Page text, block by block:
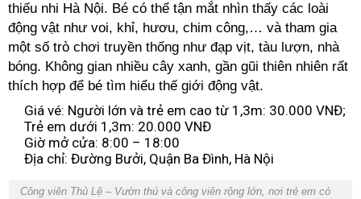
thiếu nhi Hà Nội. Bé có thể tận mắt nhìn thấy các loài
động vật như voi, khỉ, hươu, chim công,… và tham gia
một số trò chơi truyền thống như đạp vịt, tàu lượn, nhà
bóng. Không gian nhiều cây xanh, gần gũi thiên nhiên rất
thích hợp để bé tìm hiểu thế giới động vật.
Giá vé: Người lớn và trẻ em cao từ 1,3m: 30.000 VNĐ;
Trẻ em dưới 1,3m: 20.000 VNĐ
Giờ mở cửa: 8:00 – 18:00
Địa chỉ: Đường Bưởi, Quận Ba Đình, Hà Nội
Công viên Thủ Lệ – Vườn thú và công viên rộng lớn, nơi trẻ em có